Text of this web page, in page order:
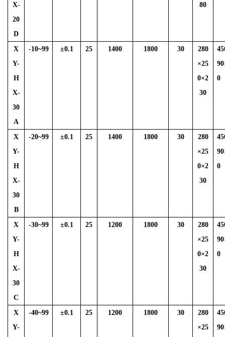
X-
20
D
80
X
Y-
H
X-
30
A
-10~99 ±0.1 25 1400 1800 30
280
×25
0×2
30
0
X
Y-
H
X-
30
B
-20~99 ±0.1 25 1400 1800 30
280
×25
0×2
30
0
X
Y-
H
X-
30
C
-30~99 ±0.1 25 1200 1800 30
280
×25
0×2
30
0
X
Y-
-40~99 ±0.1 25 1200 1800 30
280
×25